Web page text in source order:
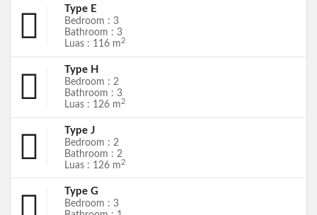
Type E
Bedroom : 3
Bathroom : 3
Luas : 116 m 2
Type H
Bedroom : 2
Bathroom : 3
Luas : 126 m 2
Type J
Bedroom : 2
Bathroom : 2
Luas : 126 m 2
Type G
Bedroom : 3